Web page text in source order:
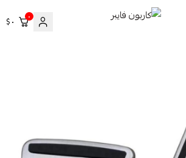
٠ ٠ $